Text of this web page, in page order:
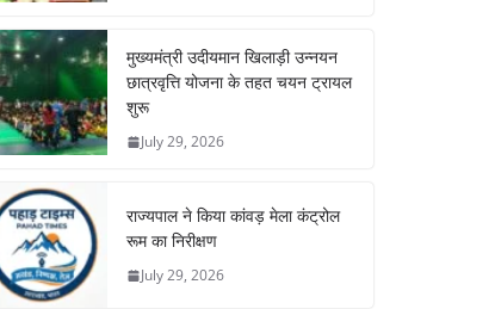
मुख्यमंत्री उदीयमान खिलाड़ी उन्नयन
छात्रवृत्ति योजना के तहत चयन ट्रायल
शुरू
July 29, 2026
राज्यपाल ने किया कांवड़ मेला कंट्रोल
रूम का निरीक्षण
July 29, 2026